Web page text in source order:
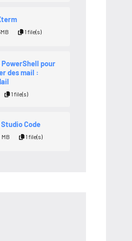
1 file(s)
pour
des mail :
1 file(s)
Code
MB 1 file(s)